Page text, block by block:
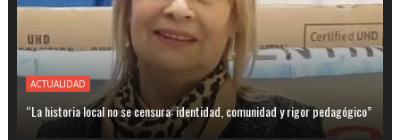
ACTUALIDAD
“La historia local no se censura: identidad, comunidad y rigor pedagógico”